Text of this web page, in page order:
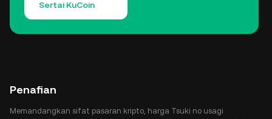
Sertai KuCoin
Penafian
Memandangkan sifat pasaran kripto, harga Tsuki no usagi